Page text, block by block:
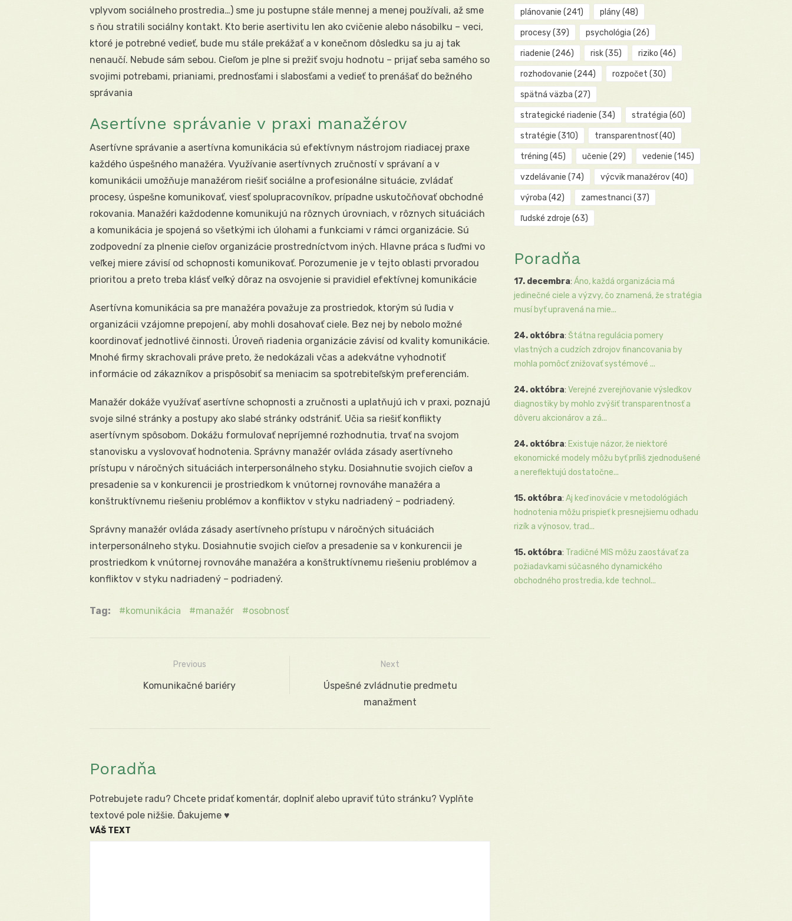
vplyvom sociálneho prostredia…) sme ju postupne stále mennej a menej používali, až sme
s ňou stratili sociálny kontakt. Kto berie asertivitu len ako cvičenie alebo násobilku – veci,
ktoré je potrebné vedieť, bude mu stále prekážať a v konečnom dôsledku sa ju aj tak
nenaučí. Nebude sám sebou. Cieľom je plne si prežiť svoju hodnotu – prijať seba samého so
svojimi potrebami, prianiami, prednosťami i slabosťami a vedieť to prenášať do bežného
správania
Asertívne správanie v praxi manažérov
Asertívne správanie a asertívna komunikácia sú efektívnym nástrojom riadiacej praxe
každého úspešného manažéra. Využívanie asertívnych zručností v správaní a v
komunikácii umožňuje manažérom riešiť sociálne a profesionálne situácie, zvládať
procesy, úspešne komunikovať, viesť spolupracovníkov, prípadne uskutočňovať obchodné
rokovania. Manažéri každodenne komunikujú na rôznych úrovniach, v rôznych situáciách
a komunikácia je spojená so všetkými ich úlohami a funkciami v rámci organizácie. Sú
zodpovední za plnenie cieľov organizácie prostredníctvom iných. Hlavne práca s ľuďmi vo
veľkej miere závisí od schopnosti komunikovať. Porozumenie je v tejto oblasti prvoradou
prioritou a preto treba klásť veľký dôraz na osvojenie si pravidiel efektívnej komunikácie
Asertívna komunikácia sa pre manažéra považuje za prostriedok, ktorým sú ľudia v
organizácii vzájomne prepojení, aby mohli dosahovať ciele. Bez nej by nebolo možné
koordinovať jednotlivé činnosti. Úroveň riadenia organizácie závisí od kvality komunikácie.
Mnohé firmy skrachovali práve preto, že nedokázali včas a adekvátne vyhodnotiť
informácie od zákazníkov a prispôsobiť sa meniacim sa spotrebiteľským preferenciám.
Manažér dokáže využívať asertívne schopnosti a zručnosti a uplatňujú ich v praxi, poznajú
svoje silné stránky a postupy ako slabé stránky odstrániť. Učia sa riešiť konflikty
asertívnym spôsobom. Dokážu formulovať nepríjemné rozhodnutia, trvať na svojom
stanovisku a vyslovovať hodnotenia. Správny manažér ovláda zásady asertívneho
prístupu v náročných situáciách interpersonálneho styku. Dosiahnutie svojich cieľov a
presadenie sa v konkurencii je prostriedkom k vnútornej rovnováhe manažéra a
konštruktívnemu riešeniu problémov a konfliktov v styku nadriadený – podriadený.
Správny manažér ovláda zásady asertívneho prístupu v náročných situáciách
interpersonálneho styku. Dosiahnutie svojich cieľov a presadenie sa v konkurencii je
prostriedkom k vnútornej rovnováhe manažéra a konštruktívnemu riešeniu problémov a
konfliktov v styku nadriadený – podriadený.
Tag: komunikácia manažér osobnosť
Navigácia
Previous
Previous
Komunikačné bariéry
Next
Next
Úspešné zvládnutie predmetu
manažment
Poradňa
Potrebujete radu? Chcete pridať komentár, doplniť alebo upraviť túto stránku? Vyplňte
textové pole nižšie. Ďakujeme ♥
VÁŠ TEXT
plánovanie (241) plány(48)
procesy(39) psychológia (26)
riadenie (246) risk(35) riziko (46)
rozhodovanie (244) rozpočet (30)
spätná väzba (27)
strategické riadenie (34) stratégia (60)
stratégie (310) transparentnosť(40)
tréning (45) učenie (29) vedenie (145)
vzdelávanie (74) výcvik manažérov(40)
výroba (42) zamestnanci (37)
ľudské zdroje (63)
Poradňa
17. decembra: Áno, každá organizácia má
jedinečné ciele a výzvy, čo znamená, že stratégia
musí byť upravená na mie...
24. októbra: Štátna regulácia pomery
vlastných a cudzích zdrojov financovania by
mohla pomôcť znižovať systémové ...
24. októbra: Verejné zverejňovanie výsledkov
diagnostiky by mohlo zvýšiť transparentnosť a
dôveru akcionárov a zá...
24. októbra: Existuje názor, že niektoré
ekonomické modely môžu byť príliš zjednodušené
a nereflektujú dostatočne...
15. októbra: Aj keď inovácie v metodológiách
hodnotenia môžu prispieť k presnejšiemu odhadu
rizík a výnosov, trad...
15. októbra: Tradičné MIS môžu zaostávať za
požiadavkami súčasného dynamického
obchodného prostredia, kde technol...